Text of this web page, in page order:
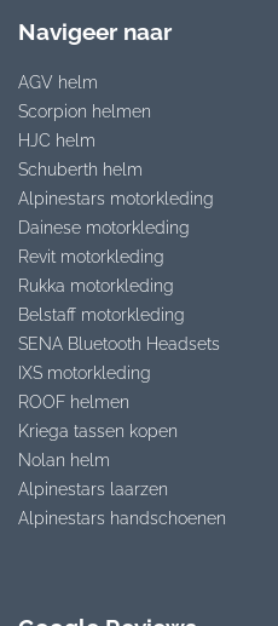
Navigeer naar
AGV helm
Scorpion helmen
HJC helm
Schuberth helm
Alpinestars motorkleding
Dainese motorkleding
Revit motorkleding
Rukka motorkleding
Belstaff motorkleding
SENA Bluetooth Headsets
IXS motorkleding
ROOF helmen
Kriega tassen kopen
Nolan helm
Alpinestars laarzen
Alpinestars handschoenen